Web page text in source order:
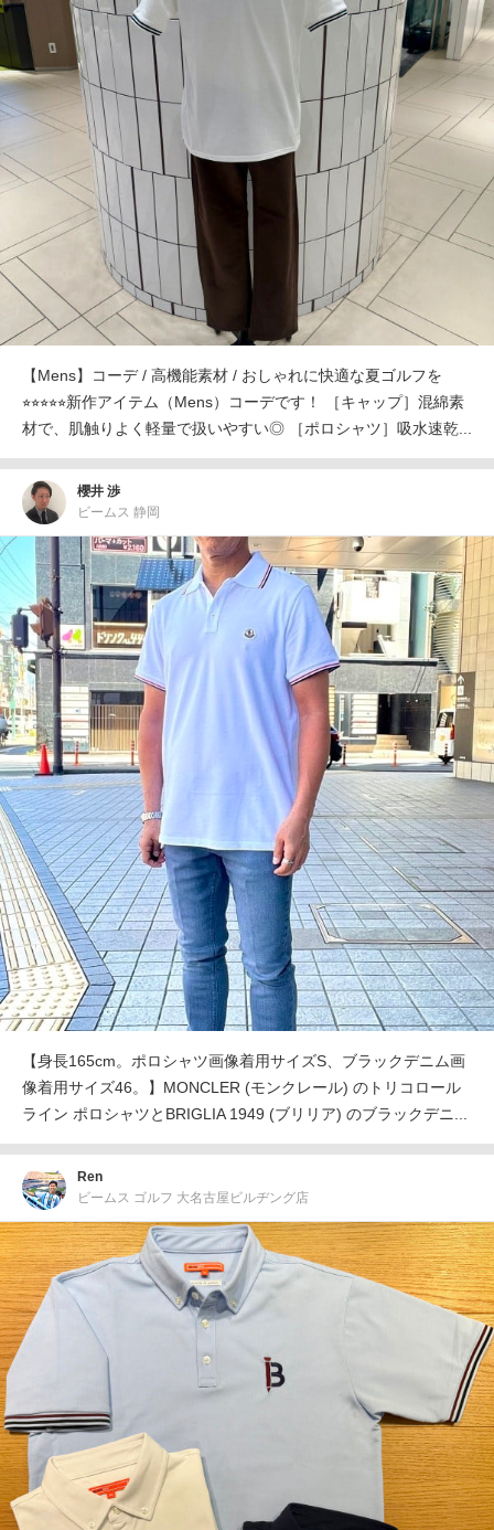
【Mens】コーデ / 高機能素材 / おしゃれに快適な夏ゴルフを
⭐︎⭐︎⭐︎⭐︎⭐︎新作アイテム（Mens）コーデです！ ［キャップ］混綿素
材で、肌触りよく軽量で扱いやすい◎ ［ポロシャツ］吸水速乾...
櫻井 渉
ビームス 静岡
【身長165cm。ポロシャツ画像着用サイズS、ブラックデニム画
像着用サイズ46。】MONCLER (モンクレール) のトリコロール
ライン ポロシャツとBRIGLIA 1949 (ブリリア) のブラックデニ...
Ren
ビームス ゴルフ 大名古屋ビルヂング店